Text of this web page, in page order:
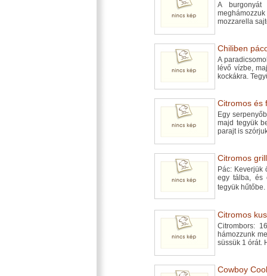
A
mozzarella
Chiliben
A
lévő vízbe,
kockákra.
Citromos és
Egy
majd tegyük
parajt is
Citromos
Pác: Keverjük
egy tálba, és
tegyük
Citromos
Citrombors:
hámozzunk
süssük 1 órát.
Cowboy